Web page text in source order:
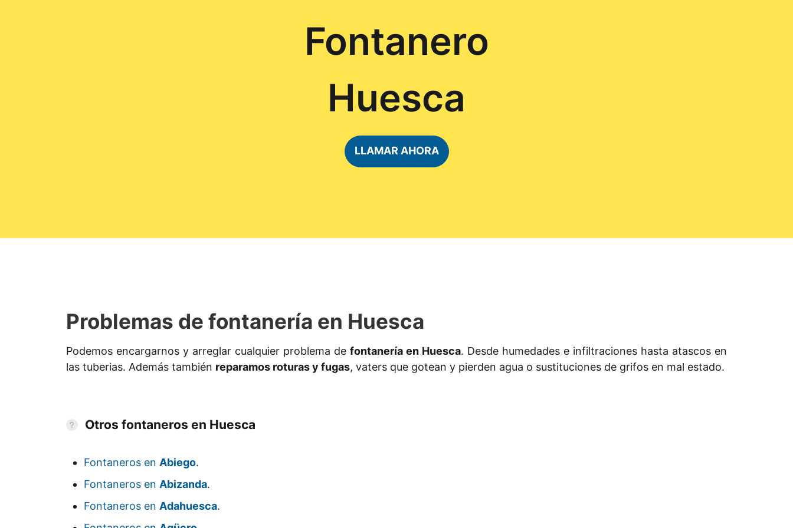
Fontanero
Huesca
LLAMAR AHORA
Problemas de fontanería en Huesca
Podemos encargarnos y arreglar cualquier problema de fontanería en Huesca. Desde humedades e infiltraciones hasta atascos en
las tuberias. Además también reparamos roturas y fugas, vaters que gotean y pierden agua o sustituciones de grifos en mal estado.
Otros fontaneros en Huesca
Fontaneros en Abiego.
Fontaneros en Abizanda.
Fontaneros en Adahuesca.